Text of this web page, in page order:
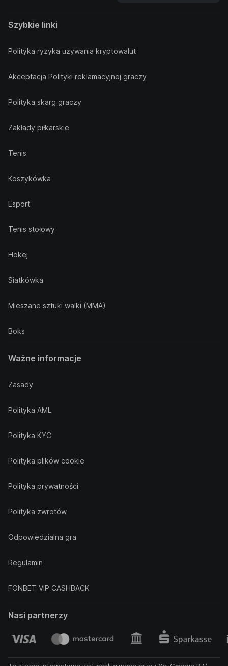
Szybkie linki
Polityka ryzyka używania kryptowalut
Akceptacja Polityki reklamacyjnej graczy
Polityka skarg graczy
Zakłady piłkarskie
Tenis
Koszykówka
Esport
Tenis stołowy
Hokej
Siatkówka
Mieszane sztuki walki (MMA)
Boks
Ważne informacje
Zasady
Polityka AML
Polityka KYC
Polityka plików cookie
Polityka prywatności
Polityka zwrotów
Odpowiedzialna gra
Regulamin
FONBET VIP CASHBACK
Nasi partnerzy